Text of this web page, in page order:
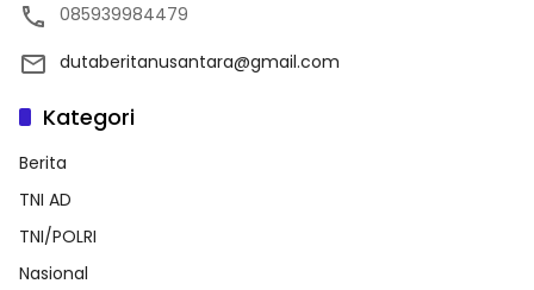
085939984479
dutaberitanusantara@gmail.com
Kategori
Berita
TNI AD
TNI/POLRI
Nasional